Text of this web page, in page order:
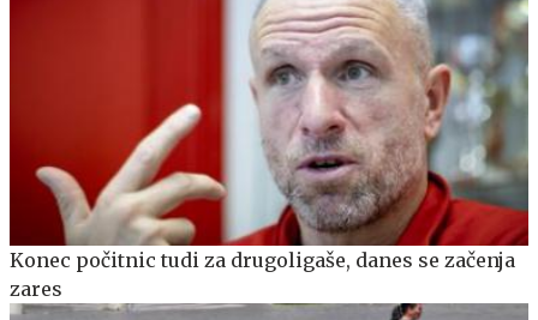
Konec počitnic tudi za drugoligaše, danes se začenja
zares